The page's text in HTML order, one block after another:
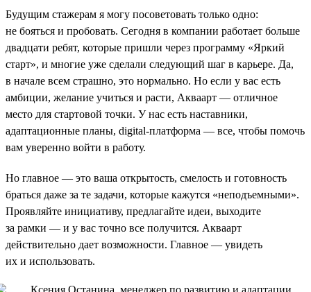
Будущим стажерам я могу посоветовать только одно:
не бояться и пробовать. Сегодня в компании работает больше
двадцати ребят, которые пришли через программу «Яркий
старт», и многие уже сделали следующий шаг в карьере. Да,
в начале всем страшно, это нормально. Но если у вас есть
амбиции, желание учиться и расти, Акваарт — отличное
место для стартовой точки. У нас есть наставники,
адаптационные планы, digital-платформа — все, чтобы помочь
вам уверенно войти в работу.
Но главное — это ваша открытость, смелость и готовность
браться даже за те задачи, которые кажутся «неподъемными».
Проявляйте инициативу, предлагайте идеи, выходите
за рамки — и у вас точно все получится. Акваарт
действительно дает возможности. Главное — увидеть
их и использовать.